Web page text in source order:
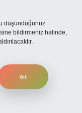
düşündüğünüz
bildirmeniz halinde,